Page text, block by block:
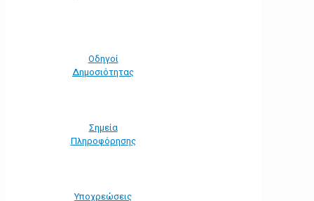
Οδηγοί
Δημοσιότητας
Σημεία
Πληροφόρησης
Υποχρεώσεις